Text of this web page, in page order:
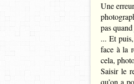
Une
pas
... Et
face à la
cela,
Saisir le
qu’on a